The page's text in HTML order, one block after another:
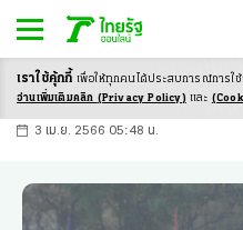
-ก ก ก+
3 เม.ย. 2566 05:48 น.
เราใช้คุ้กกี้ เพื่อให้ทุกคนได้ประสบการณ์การใ
อ่านเพิ่มเติมคลิก (Privacy Policy) และ